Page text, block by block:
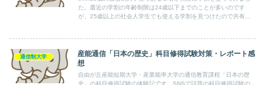
た。最近の学割の年齢制限は24歳以下までのことが多いのです
が、25歳以上の社会人学生でも使える学割を見つけたので共有さ
通信制大学
産能通信「日本の歴史」科目修得試験対策・レポート感
想
自由が丘産能短期大学・産業能率大学の通信教育課程「日本の歴
史」の科目修得試験の体験記です。SNSで話題の科目修得試験の